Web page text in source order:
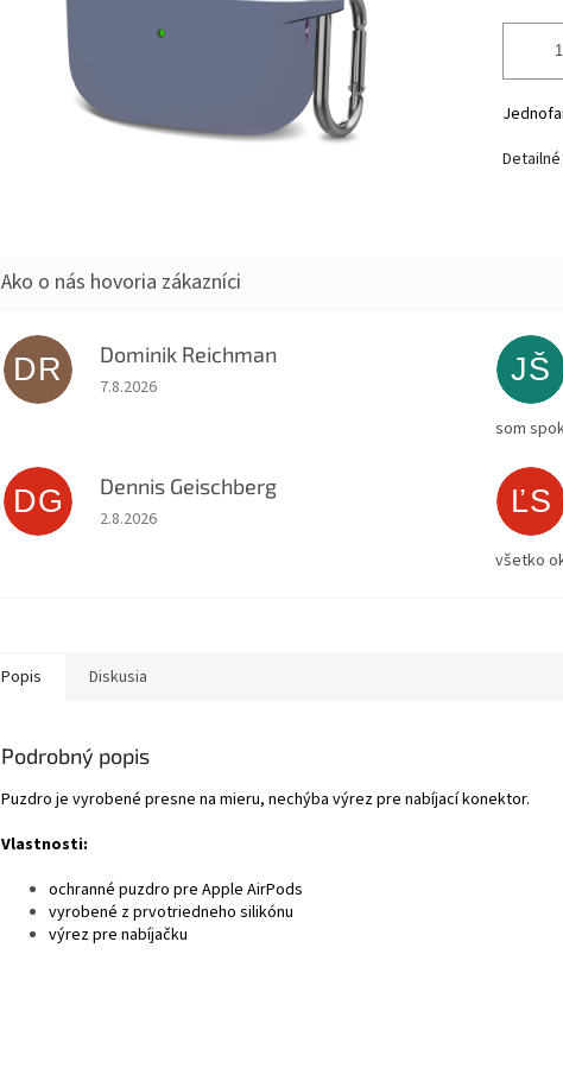
Popis Diskusia
Podrobný popis
Puzdro je vyrobené presne na mieru, nechýba výrez pre nabíjací konektor.
Vlastnosti:
ochranné puzdro pre Apple AirPods
vyrobené z prvotriedneho silikónu
výrez pre nabíjačku
DR Dominik Reichman
Hodnotenie obchodu je 5 z 5 hviezdičiek.
7.8.2026 JŠ
som
DG Dennis Geischberg
Hodnotenie obchodu je 5 z 5 hviezdičiek.
2.8.2026 ĽS
všetko